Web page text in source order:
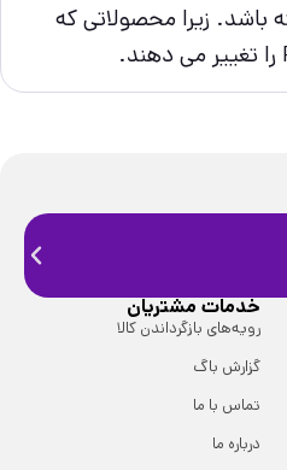
باشد. زیرا محصولاتی که
خدمات مشتریان
رویه‌های بازگرداندن کالا
گزارش باگ
تماس با ما
درباره ما